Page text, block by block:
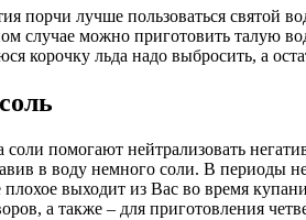
порчи лучше пользоваться святой
случае можно приготовить талую
корочку льда надо выбросить, а
соли помогают нейтрализовать
в воду немного соли. В периоды
плохое выходит из Вас во время
а также – для приготовления